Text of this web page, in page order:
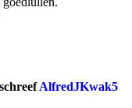
schreefAlfredJKwak5